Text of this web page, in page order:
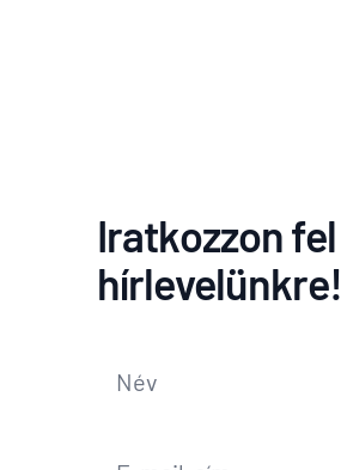
Iratkozzon fel
hírlevelünkre!